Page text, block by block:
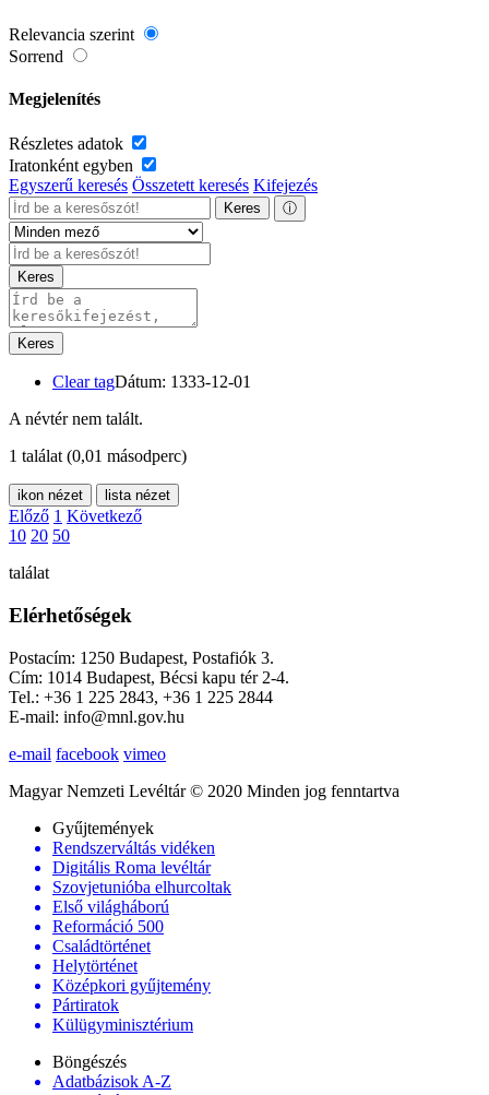
Relevancia szerint
Sorrend
Megjelenítés
Részletes adatok
Iratonként egyben
Egyszerű keresés Összetett keresés Kifejezés
Keres ⓘ
Keres
Keres
Clear tagDátum: 1333-12-01
A névtér nem talált.
1 találat (0,01 másodperc)
ikon nézet lista nézet
Előző 1 Következő
10 20 50
találat
Elérhetőségek
Postacím: 1250 Budapest, Postafiók 3.
Cím: 1014 Budapest, Bécsi kapu tér 2-4.
Tel.: +36 1 225 2843, +36 1 225 2844
E-mail: info@mnl.gov.hu
e-mail facebook vimeo
Magyar Nemzeti Levéltár © 2020 Minden jog fenntartva
Gyűjtemények
Rendszerváltás vidéken
Digitális Roma levéltár
Szovjetunióba elhurcoltak
Első világháború
Reformáció 500
Családtörténet
Helytörténet
Középkori gyűjtemény
Pártiratok
Külügyminisztérium
Böngészés
Adatbázisok A-Z